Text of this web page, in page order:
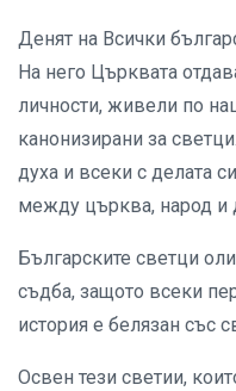
Денят на Всички
На него Църквата
личности, живели по
канонизирани за
духа и всеки с делата
между църква, народ и
Българските светци
съдба, защото всеки
история е белязан със
Освен тези светии,